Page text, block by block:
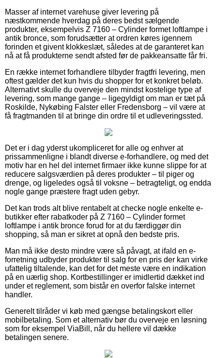
Masser af internet varehuse giver levering på
næstkommende hverdag på deres bedst sælgende
produkter, eksempelvis Z 7160 – Cylinder formet loftlampe i
antik bronce, som forudsætter at ordren køres igennem
forinden et givent klokkeslæt, således at de garanteret kan
nå at få produkterne sendt afsted før de pakkeansatte får fri.
En række internet forhandlere tilbyder fragtfri levering, men
oftest gælder det kun hvis du shopper for et konkret beløb.
Alternativt skulle du overveje den mindst kostelige type af
levering, som mange gange – ligegyldigt om man er tæt på
Roskilde, Nykøbing Falster eller Fredensborg – vil være at
få fragtmanden til at bringe din ordre til et udleveringssted.
Det er i dag yderst ukompliceret for alle og enhver at
prissammenligne i blandt diverse e-forhandlere, og med det
motiv har en hel del internet firmaer ikke kunne slippe for at
reducere salgsværdien på deres produkter – til piger og
drenge, og ligeledes også til voksne – betragteligt, og endda
nogle gange præstere fragt uden gebyr.
Det kan trods alt blive rentabelt at checke nogle enkelte e-
butikker efter rabatkoder på Z 7160 – Cylinder formet
loftlampe i antik bronce forud for at du færdiggør din
shopping, så man er sikret at opnå den bedste pris.
Man må ikke desto mindre være så påvagt, at ifald en e-
forretning udbyder produkter til salg for en pris der kan virke
ufattelig tiltalende, kan det for det meste være en indikation
på en uærlig shop. Kortbestillinger er imidlertid dækket ind
under et reglement, som bistår en overfor falske internet
handler.
Generelt tilråder vi køb med gængse betalingskort eller
mobilbetaling. Som et alternativ bør du overveje en løsning
som for eksempel ViaBill, når du hellere vil dække
betalingen senere.